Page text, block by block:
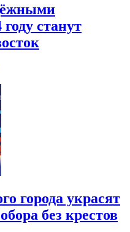
станут
города украсят
без крестов